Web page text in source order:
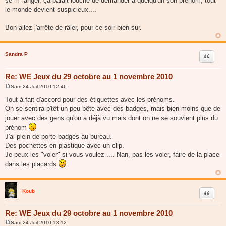
le monde devient suspicieux....
Bon allez j'arrête de râler, pour ce soir bien sur.
Sandra P
Re: WE Jeux du 29 octobre au 1 novembre 2010
Citer
s
s
g
e
Sam 24 Juil 2010 12:46
Tout à fait d'accord pour des étiquettes avec les prénoms.
On se sentira p'têt un peu bête avec des badges, mais bien moins que de
jouer avec des gens qu'on a déjà vu mais dont on ne se souvient plus du
prénom
J'ai plein de porte-badges au bureau.
Des pochettes en plastique avec un clip.
Je peux les "voler" si vous voulez .... Nan, pas les voler, faire de la place
dans les placards
Koub
Re: WE Jeux du 29 octobre au 1 novembre 2010
Citer
Sam 24 Juil 2010 13:12